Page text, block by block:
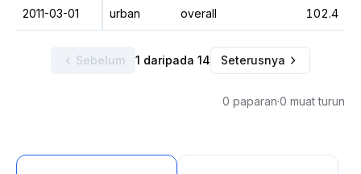
2011-03-01 urban overall 102.4
Sebelum 1 daripada 14 Seterusnya
0 paparan·0 muat turun